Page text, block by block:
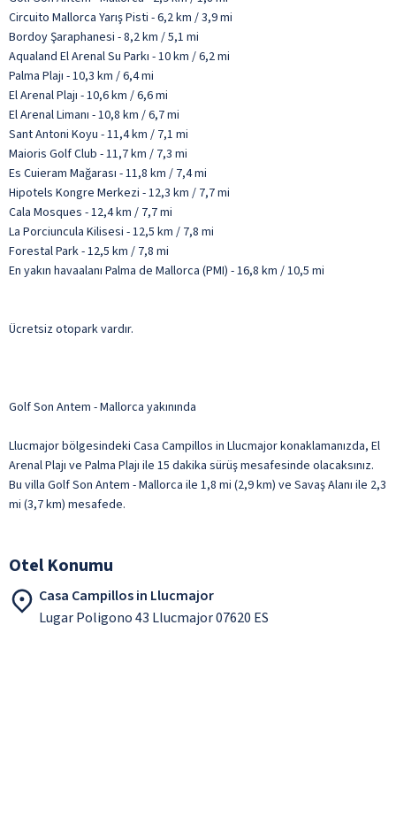
Circuito Mallorca Yarış Pisti - 6,2 km / 3,9 mi
Bordoy Şaraphanesi - 8,2 km / 5,1 mi
Aqualand El Arenal Su Parkı - 10 km / 6,2 mi
Palma Plajı - 10,3 km / 6,4 mi
El Arenal Plajı - 10,6 km / 6,6 mi
El Arenal Limanı - 10,8 km / 6,7 mi
Sant Antoni Koyu - 11,4 km / 7,1 mi
Maioris Golf Club - 11,7 km / 7,3 mi
Es Cuieram Mağarası - 11,8 km / 7,4 mi
Hipotels Kongre Merkezi - 12,3 km / 7,7 mi
Cala Mosques - 12,4 km / 7,7 mi
La Porciuncula Kilisesi - 12,5 km / 7,8 mi
Forestal Park - 12,5 km / 7,8 mi
En yakın havaalanı Palma de Mallorca (PMI) - 16,8 km / 10,5 mi
Ücretsiz otopark vardır.
Golf Son Antem - Mallorca yakınında
Llucmajor bölgesindeki Casa Campillos in Llucmajor konaklamanızda, El
Arenal Plajı ve Palma Plajı ile 15 dakika sürüş mesafesinde olacaksınız.
Bu villa Golf Son Antem - Mallorca ile 1,8 mi (2,9 km) ve Savaş Alanı ile 2,3
mi (3,7 km) mesafede.
Otel Konumu
Casa Campillos in Llucmajor
Lugar Poligono 43 Llucmajor 07620 ES